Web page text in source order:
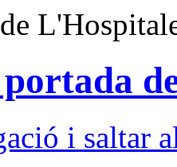
i saltar